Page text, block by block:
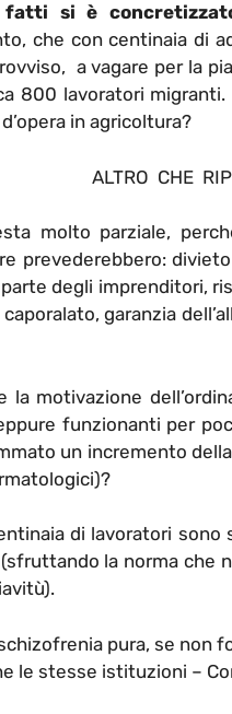
si è
che con centinaia di
a vagare per la
800 lavoratori
in agricoltura?
ALTRO CHE
molto parziale,
prevederebbero:
degli imprenditori,
garanzia
la motivazione
funzionanti per
un incremento
di lavoratori
la norma che
pura, se non
le stesse istituzioni –